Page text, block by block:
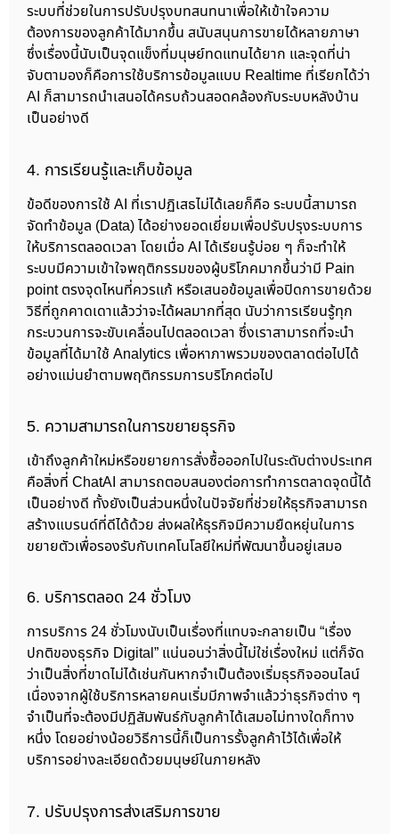
ระบบที่ช่วยในการปรับปรุงบทสนทนาเพื่อให้เข้าใจความ
ต้องการของลูกค้าได้มากขึ้น สนับสนุนการขายได้หลายภาษา
ซึ่งเรื่องนี้นับเป็นจุดแข็งที่มนุษย์ทดแทนได้ยาก และจุดที่น่า
จับตามองก็คือการใช้บริการข้อมูลแบบ Realtime ที่เรียกได้ว่า
AI ก็สามารถนำเสนอได้ครบถ้วนสอดคล้องกับระบบหลังบ้าน
เป็นอย่างดี
4. การเรียนรู้และเก็บข้อมูล
ข้อดีของการใช้ AI ที่เราปฏิเสธไม่ได้เลยก็คือ ระบบนี้สามารถ
จัดทำข้อมูล (Data) ได้อย่างยอดเยี่ยมเพื่อปรับปรุงระบบการ
ให้บริการตลอดเวลา โดยเมื่อ AI ได้เรียนรู้บ่อย ๆ ก็จะทำให้
ระบบมีความเข้าใจพฤติกรรมของผู้บริโภคมากขึ้นว่ามี Pain
point ตรงจุดไหนที่ควรแก้ หรือเสนอข้อมูลเพื่อปิดการขายด้วย
วิธีที่ถูกคาดเดาแล้วว่าจะได้ผลมากที่สุด นับว่าการเรียนรู้ทุก
กระบวนการจะขับเคลื่อนไปตลอดเวลา ซึ่งเราสามารถที่จะนำ
ข้อมูลที่ได้มาใช้ Analytics เพื่อหาภาพรวมของตลาดต่อไปได้
อย่างแม่นยำตามพฤติกรรมการบริโภคต่อไป
5. ความสามารถในการขยายธุรกิจ
เข้าถึงลูกค้าใหม่หรือขยายการสั่งซื้อออกไปในระดับต่างประเทศ
คือสิ่งที่ ChatAI สามารถตอบสนองต่อการทำการตลาดจุดนี้ได้
เป็นอย่างดี ทั้งยังเป็นส่วนหนึ่งในปัจจัยที่ช่วยให้ธุรกิจสามารถ
สร้างแบรนด์ที่ดีได้ด้วย ส่งผลให้ธุรกิจมีความยืดหยุ่นในการ
ขยายตัวเพื่อรองรับกับเทคโนโลยีใหม่ที่พัฒนาขึ้นอยู่เสมอ
6. บริการตลอด 24 ชั่วโมง
การบริการ 24 ชั่วโมงนับเป็นเรื่องที่แทบจะกลายเป็น “เรื่อง
ปกติของธุรกิจ Digital” แน่นอนว่าสิ่งนี้ไม่ใช่เรื่องใหม่ แต่ก็จัด
ว่าเป็นสิ่งที่ขาดไม่ได้เช่นกันหากจำเป็นต้องเริ่มธุรกิจออนไลน์
เนื่องจากผู้ใช้บริการหลายคนเริ่มมีภาพจำแล้วว่าธุรกิจต่าง ๆ
จำเป็นที่จะต้องมีปฏิสัมพันธ์กับลูกค้าได้เสมอไม่ทางใดก็ทาง
หนึ่ง โดยอย่างน้อยวิธีการนี้ก็เป็นการรั้งลูกค้าไว้ได้เพื่อให้
บริการอย่างละเอียดด้วยมนุษย์ในภายหลัง
7. ปรับปรุงการส่งเสริมการขาย